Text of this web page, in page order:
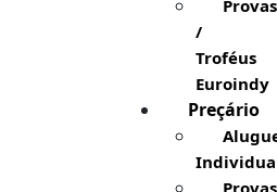
Provas
/
Troféus
Euroindy
Preçário
Provas